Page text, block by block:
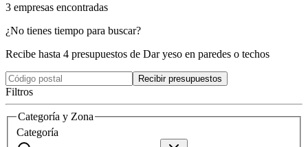
3 empresas encontradas
¿No tienes tiempo para buscar?
Recibe hasta 4 presupuestos de Dar yeso en paredes o techos
Recibir presupuestos
Filtros
Categoría y Zona
Categoría